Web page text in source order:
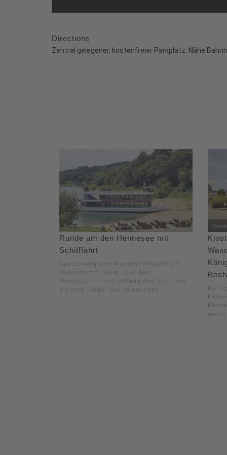
Directions
Zentral gelegener, kostenfreier Parkplatz. Nähe
Runde um den Hennesee mit
Schifffahrt
Spazierweg vom Wanderparkplatz am
Hennedamm Hotel über den
Hennedamm und entlang des Seeufers
bis zum "Ende" des Hennesees.
Der
meist